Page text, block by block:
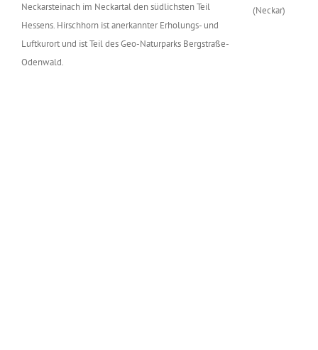
Neckarsteinach im Neckartal den südlichsten Teil
Hessens. Hirschhorn ist anerkannter Erholungs- und
Luftkurort und ist Teil des Geo-Naturparks Bergstraße-
Odenwald.